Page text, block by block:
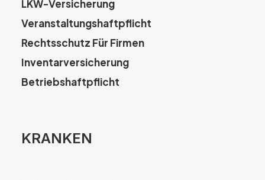
LKW-Versicherung
Veranstaltungshaftpflicht
Rechtsschutz Für Firmen
Inventarversicherung
Betriebshaftpflicht
KRANKEN